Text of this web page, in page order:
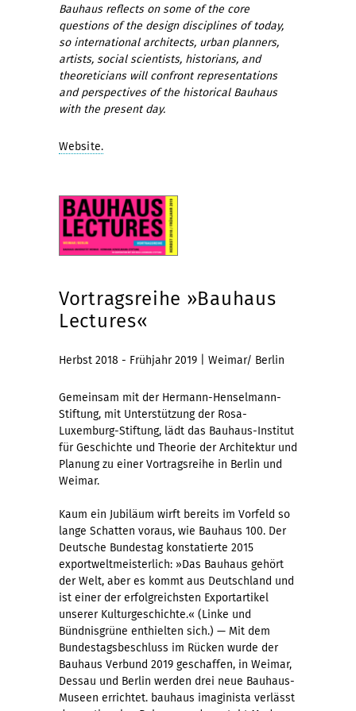
Bauhaus reflects on some of the core
questions of the design disciplines of today,
so inter­national architects, urban planners,
artists, social scientists, historians, and
theoreticians will confront representations
and perspectives of the historical Bauhaus
with the present day.
Website.
Vortragsreihe »Bauhaus
Lectures«
Herbst 2018 - Frühjahr 2019 | Weimar/ Berlin
Gemeinsam mit der Hermann-Henselmann-
Stiftung, mit Unterstützung der Rosa-
Luxemburg-Stiftung, lädt das Bauhaus-Institut
für Geschichte und Theorie der Architektur und
Planung zu einer Vortragsreihe in Berlin und
Weimar.
Kaum ein Jubiläum wirft bereits im Vorfeld so
lange Schatten voraus, wie Bauhaus 100. Der
Deutsche Bundestag konstatierte 2015
exportweltmeisterlich: »Das Bauhaus gehört
der Welt, aber es kommt aus Deutschland und
ist einer der erfolgreichsten Exportartikel
unserer Kulturgeschichte.« (Linke und
Bündnisgrüne enthielten sich.) — Mit dem
Bundestagsbeschluss im Rücken wurde der
Bauhaus Verbund 2019 geschaffen, in Weimar,
Dessau und Berlin werden drei neue Bauhaus-
Museen errichtet. bauhaus imaginista verlässt